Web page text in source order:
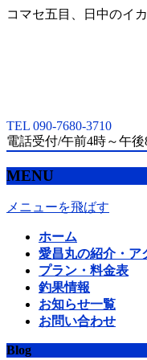
コマセ五目、日中のイ
TEL 090-7680-3710
電話受付/午前4時～午
MENU
メニューを飛ばす
ホーム
愛昌丸の紹介・ア
プラン・料金表
釣果情報
お知らせ一覧
お問い合わせ
Blog